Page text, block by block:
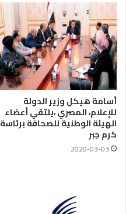
أسامة هيكل وزير الدولة
للإعلام، المصري ،يلتقي أعضاء
الهيئة الوطنية للصحافة برئاسة
كرم جبر
2020-03-03